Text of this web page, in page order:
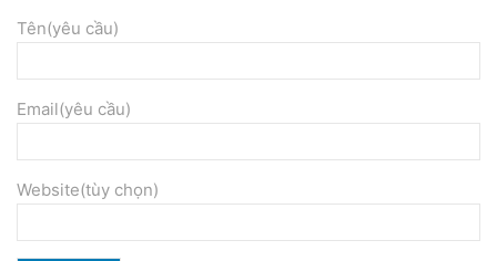
Tên(yêu cầu)
Email(yêu cầu)
Website(tùy chọn)